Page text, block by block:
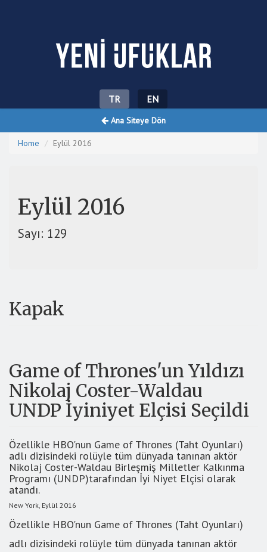
TR EN
Ana Siteye Dön
Home Eylül 2016
Eylül 2016
Sayı: 129
Kapak
Game of Thrones'un Yıldızı
Nikolaj Coster-Waldau
UNDP İyiniyet Elçisi Seçildi
Özellikle HBO'nun Game of Thrones (Taht Oyunları)
adlı dizisindeki rolüyle tüm dünyada tanınan aktör
Nikolaj Coster-Waldau Birleşmiş Milletler Kalkınma
Programı (UNDP)tarafından İyi Niyet Elçisi olarak
atandı.
New York, Eylül 2016
Özellikle HBO'nun Game of Thrones (Taht Oyunları)
adlı dizisindeki rolüyle tüm dünyada tanınan aktör